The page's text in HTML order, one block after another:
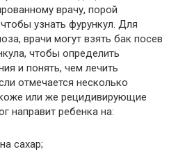
врачу, порой
узнать фурункул. Для
врачи могут взять бак посев
чтобы определить
и понять, чем лечить
отмечается несколько
или же рецидивирующие
направит ребенка на:
сахар;